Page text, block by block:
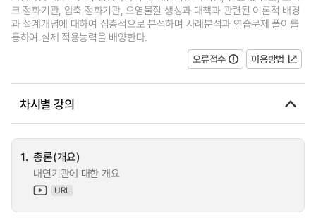
크 점화기관, 압축 점화기관, 오염물질 생성과 대책과 관련된 이론적 배경
과 설계개념에 대하여 심층적으로 분석하며 사례분석과 연습문제 풀이를
통하여 실제 적용능력을 배양한다.
오류접수
이용방법
차시별 강의
1. 총론(개요)
내연기관에 대한 개요
URL